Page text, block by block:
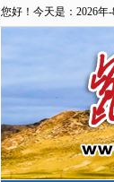
您好！今天是：2026年-